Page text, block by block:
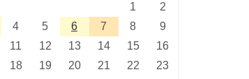
1
2
4 5 6 7 8
9
11 12 13 14 15
16
18 19 20 21 22
23